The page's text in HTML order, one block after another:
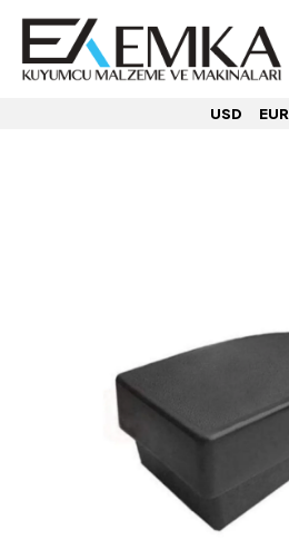
USD EUR